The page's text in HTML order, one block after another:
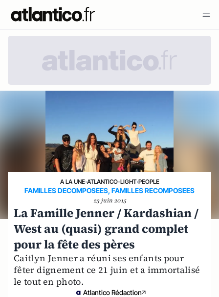
A LA UNE›ATLANTICO-LIGHT›PEOPLE
FAMILLES DECOMPOSEES, FAMILLES RECOMPOSEES
23 juin 2015
La Famille Jenner / Kardashian /
West au (quasi) grand complet
pour la fête des pères
Caitlyn Jenner a réuni ses enfants pour
fêter dignement ce 21 juin et a immortalisé
le tout en photo.
Atlantico Rédaction